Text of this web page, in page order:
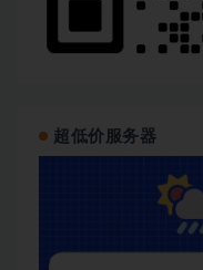
超低价服务器